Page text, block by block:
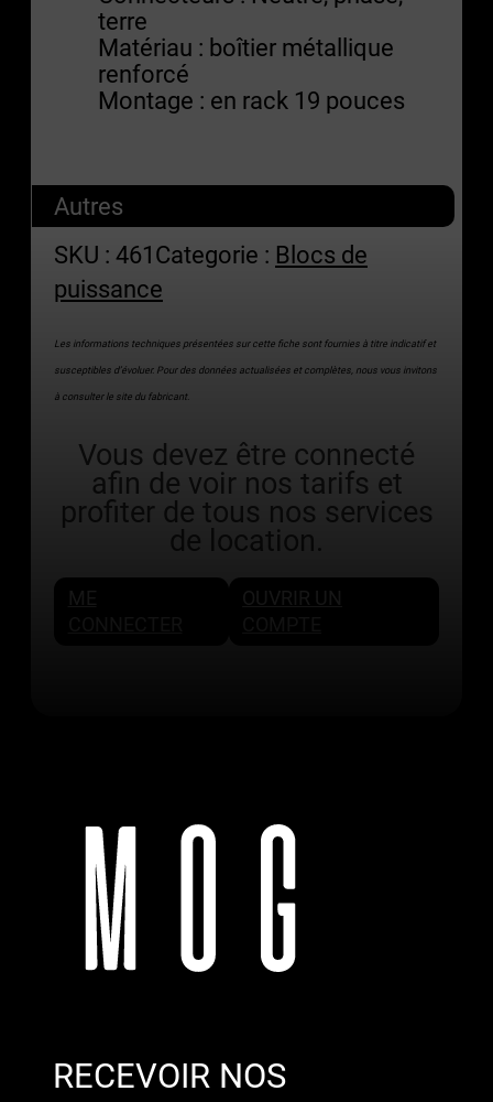
terre
Matériau : boîtier métallique
renforcé
Montage : en rack 19 pouces
Autres
SKU : 461Categorie : Blocs de
puissance
Les informations techniques présentées sur cette fiche sont fournies à titre indicatif et
susceptibles d’évoluer. Pour des données actualisées et complètes, nous vous invitons
à consulter le site du fabricant.
Vous devez être connecté
afin de voir nos tarifs et
profiter de tous nos services
de location.
RECEVOIR NOS